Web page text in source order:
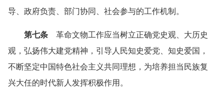
导、政府负责、部门协同、社会参与的工作机制。
第七条 革命文物工作应当树立正确党史观、大历史
观，弘扬伟大建党精神，引导人民知史爱党、知史爱国，
不断坚定中国特色社会主义共同理想，为培养担当民族复
兴大任的时代新人发挥积极作用。